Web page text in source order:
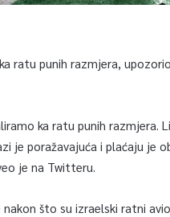
ratu punih razmjera,
ka ratu punih
je poražavajuća i plaćaju je
je na Twitteru.
što su izraelski ratni